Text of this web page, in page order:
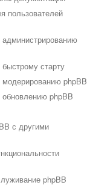
пользователей
администрированию
старту
модерированию phpBB
обновлению phpBB
с другими
phpBB